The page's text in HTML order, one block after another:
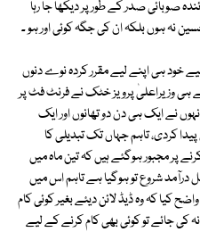
صوبائی صدر کے طور پر دیکھا جا رہا
نہ ہوں بلکہ ان کی جگہ کوئی اور ہو ۔
خود ہی اپنے لیے مقرر کردہ نوے دنوں
وزیراعلیٰ پرویز خٹک نے فرنٹ فٹ پر
نے ایک ہی دن دو تھانوں اور ایک
کردی، تاہم جہاں تک تبدیلی کا
پر مجبور ہوگئے ہیں کہ تین ماہ میں
شروع تو ہوگیا ہے تاہم اس میں
کیا کہ وہ ڈیڈ لائن دیئے بغیر کوئی کام
کی جائے تو کوئی بھی کام کرنے کے لیے